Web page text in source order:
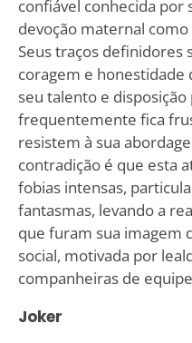
confiável conhecida por
devoção maternal
Seus traços definidores
coragem e honestidade
seu talento e
frequentemente fica
resistem à sua
contradição é que esta
fobias intensas,
fantasmas, levando a
que furam sua imagem
social, motivada por
companheiras de
Joker